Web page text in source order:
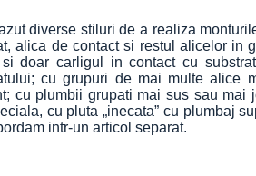
diverse stiluri de a realiza
alica de contact si restul alicelor in
si doar carligul in contact cu
cu grupuri de mai multe alice
cu plumbii grupati mai sus sau mai
cu pluta „inecata” cu plumbaj
intr-un articol separat.